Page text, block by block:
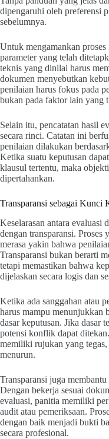
dipengaruhi oleh preferensi
sebelumnya.
Untuk mengamankan
parameter yang telah
teknis yang dinilai harus
dokumen menyebutkan
penilaian harus fokus pada
bukan pada faktor lain yang
Selain itu, pencatatan hasil
secara rinci. Catatan ini
penilaian dilakukan
Ketika suatu keputusan
klausul tertentu, maka
dipertahankan.
Transparansi sebagai Kunci
Keselarasan antara evaluasi
dengan transparansi. Proses
merasa yakin bahwa
Transparansi bukan berarti
tetapi memastikan bahwa
dijelaskan secara logis dan
Ketika ada sanggahan atau
harus mampu menunjukkan
dasar keputusan. Jika dasar
potensi konflik dapat
memiliki rujukan yang tegas,
menurun.
Transparansi juga
Dengan bekerja sesuai
evaluasi, panitia memiliki
audit atau pemeriksaan.
dengan baik menjadi bukti
secara profesional.